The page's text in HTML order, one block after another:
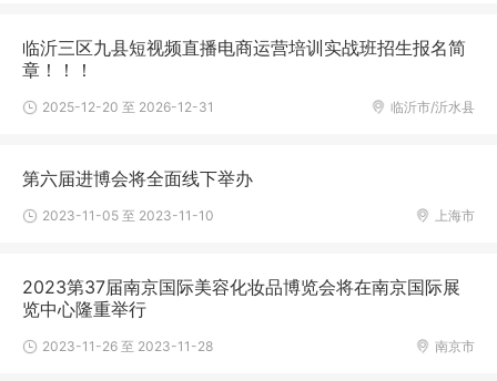
临沂三区九县短视频直播电商运营培训实战班招生报名简
章！！！
临沂市/沂水县
2025-12-20 至 2026-12-31
第六届进博会将全面线下举办
上海市
2023-11-05 至 2023-11-10
2023第37届南京国际美容化妆品博览会将在南京国际展
览中心隆重举行
南京市
2023-11-26 至 2023-11-28